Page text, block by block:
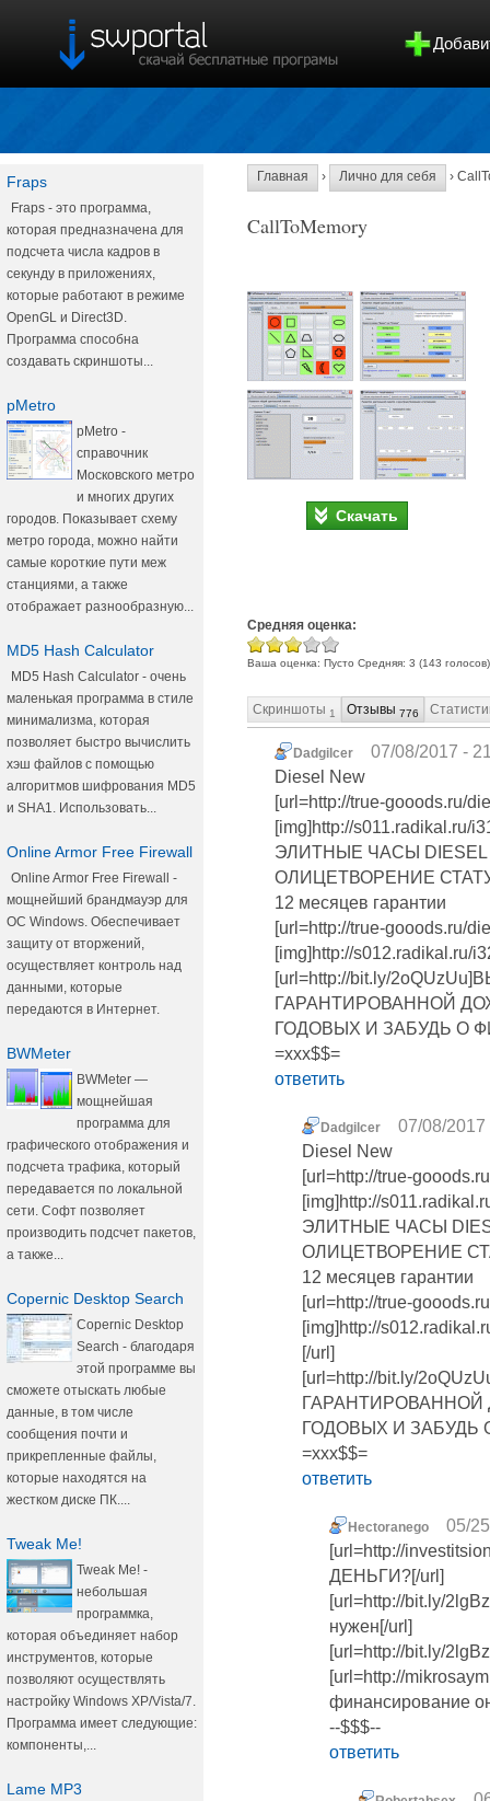
Fraps
Fraps - это программа,
которая предназначена для
подсчета числа кадров в
секунду в приложениях,
которые работают в режиме
OpenGL и Direct3D.
Программа способна
создавать скриншоты...
pMetro
pMetro -
справочник
Московского метро
и многих других
городов. Показывает схему
метро города, можно найти
самые короткие пути меж
станциями, а также
отображает разнообразную...
MD5 Hash Calculator
MD5 Hash Calculator - очень
маленькая программа в стиле
минимализма, которая
позволяет быстро вычислить
хэш файлов с помощью
алгоритмов шифрования MD5
и SHA1. Использовать...
Online Armor Free Firewall
Online Armor Free Firewall -
мощнейший брандмауэр для
ОС Windows. Обеспечивает
защиту от вторжений,
осуществляет контроль над
данными, которые
передаются в Интернет.
BWMeter
BWMeter —
мощнейшая
программа для
графического отображения и
подсчета трафика, который
передавается по локальной
сети. Софт позволяет
производить подсчет пакетов,
а также...
Copernic Desktop Search
Copernic Desktop
Search - благодаря
этой программе вы
сможете отыскать любые
данные, в том числе
сообщения почти и
прикрепленные файлы,
которые находятся на
жестком диске ПК....
Tweak Me!
Tweak Me! -
небольшая
программка,
которая объединяет набор
инструментов, которые
позволяют осуществлять
настройку Windows XP/Vista/7.
Программа имеет следующие:
компоненты,...
Lame MP3
Главная › Лично для себя ›
CallToMemory
Скачать
Средняя оценка:
Ваша оценка: Пусто Средняя: 3 (143 голосов)
Скриншоты 1 Отзывы 776
Dadgilcer
07/08/2017 -
Diesel New
[url=http://true-gooods.ru/
[img]http://s011.radikal.ru/
ЭЛИТНЫЕ ЧАСЫ DIESEL
ОЛИЦЕТВОРЕНИЕ
12 месяцев гарантии
[url=http://true-gooods.ru/
[img]http://s012.radikal.ru/
[url=http://bit.ly/
ГАРАНТИРОВАННОЙ
ГОДОВЫХ И ЗАБУДЬ О
=xxx$$=
ответить
Dadgilcer
07/08/2017
Diesel New
[url=http://true-
[img]http://
ЭЛИТНЫЕ ЧАСЫ
ОЛИЦЕТВОРЕНИЕ
12 месяцев гарантии
[url=http://true-
[img]http://
[/url]
[url=http://bit.ly/
ГАРАНТИРОВАННОЙ
ГОДОВЫХ И ЗАБУДЬ
=xxx$$=
ответить
Hectoranego
05/
[url=http://
ДЕНЬГИ?[/url]
[url=http://bit.ly/
нужен[/url]
[url=http://bit.ly/
[url=http://
финансирование
--$$$--
ответить